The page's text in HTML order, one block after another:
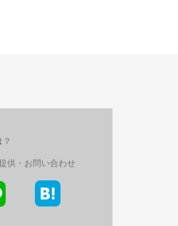
供・お問い合わせ